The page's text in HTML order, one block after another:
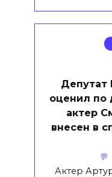
Депутат
оценил по
актер
внесен в
Актер